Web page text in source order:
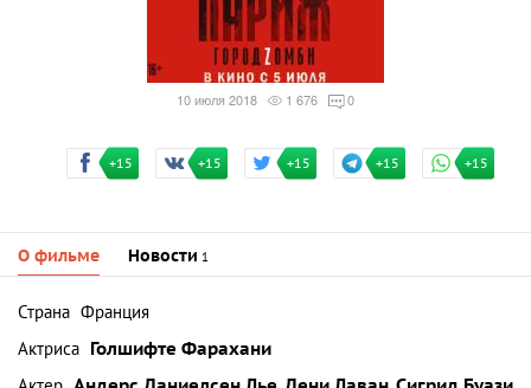
10 июля 2018 1 676 0
+15 +15 +15 +15 +15
О фильме Новости 1
Страна Франция
Актриса Голшифте Фарахани